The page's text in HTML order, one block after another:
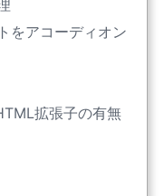
をアコーディオン
拡張子の有無